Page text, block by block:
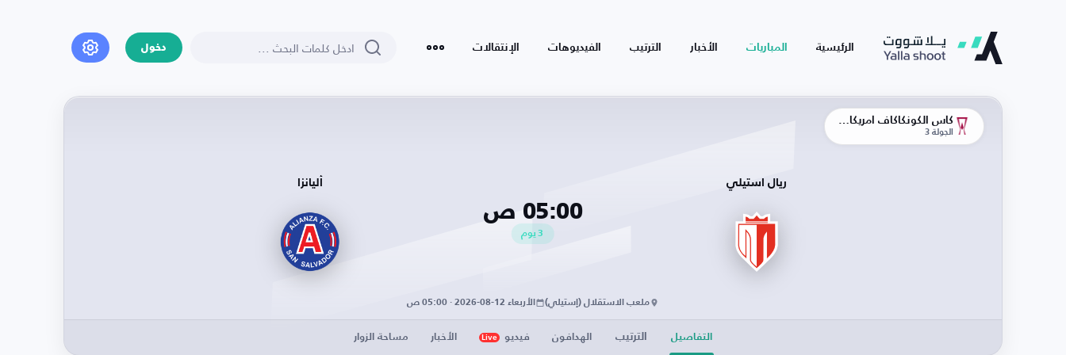
الرئيسية المباريات الأخبار الترتيب الفيديوهات الإنتقالات دخول
الجولة 3
ريال استيلي
05:00 ص
3 يوم
أليانزا
ملعب الاستقلال (إستيلي) الأربعاء 12-08-2026 · 05:00 ص
التفاصيل الترتيب الهدافون فيديو Live الأخبار مساحة الزوار